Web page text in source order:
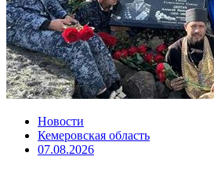
Новости
Кемеровская область
07.08.2026